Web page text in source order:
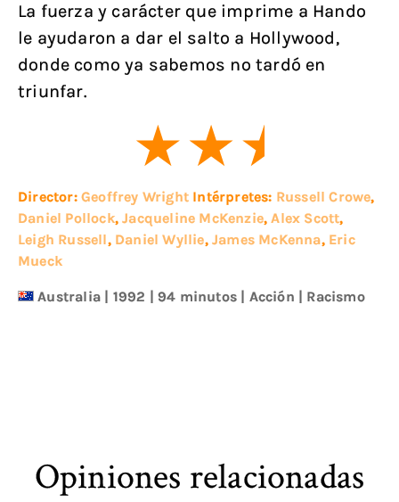
La fuerza y carácter que imprime a Hando
le ayudaron a dar el salto a Hollywood,
donde como ya sabemos no tardó en
triunfar.
Director: Geoffrey Wright Intérpretes: Russell Crowe,
Daniel Pollock,Jacqueline McKenzie,Alex Scott,
Leigh Russell, Daniel Wyllie,James McKenna, Eric
Mueck
Australia 1992 | 94 minutos Acción Racismo
Opiniones relacionadas